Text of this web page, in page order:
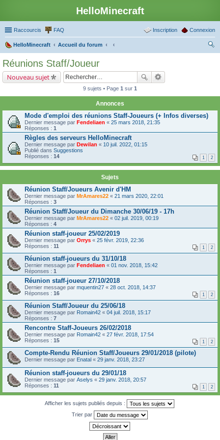
HelloMinecraft
Raccourcis FAQ Connexion
Inscription
HelloMinecraft
Accueil du forum
Réunions Staff/Joueur
Nouveau sujet
9 sujets • Page 1 sur 1
Annonces
Mode d'emploi des réunions Staff-Joueurs (+ Infos diverses)
Dernier message par Fendeliaen « 25 mars 2018, 21:35
Réponses : 1
Règles des serveurs HelloMinecraft
Dernier message par Dewilan « 10 juil. 2022, 01:15
Publié dans Suggestions
Réponses : 14 1 2
Sujets
Réunion Staff/Joueurs Avenir d'HM
Dernier message par MrAmares22 « 21 mars 2020, 22:01
Réponses : 3
Réunion Staff/Joueur du Dimanche 30/06/19 - 17h
Dernier message par MrAmares22 « 02 juil. 2019, 00:19
Réponses : 4
Réunion staff-joueur 25/02/2019
Dernier message par Orrys « 25 févr. 2019, 22:36
Réponses : 11 1 2
Réunion staff-joueurs du 31/10/18
Dernier message par Fendeliaen « 01 nov. 2018, 15:42
Réponses : 1
Réunion staff-joueur 27/10/2018
Dernier message par mquentin27 « 28 oct. 2018, 14:37
Réponses : 16 1 2
Réunion Staff/Joueur du 25/06/18
Dernier message par Romain42 « 04 juil. 2018, 15:17
Réponses : 7
Rencontre Staff-Joueurs 26/02/2018
Dernier message par Romain42 « 27 févr. 2018, 17:54
Réponses : 15 1 2
Compte-Rendu Réunion Staff/Joueurs 29/01/2018 (pilote)
Dernier message par Enatal « 29 janv. 2018, 23:27
Réunion staff-joueurs du 29/01/18
Dernier message par Aselys « 29 janv. 2018, 20:57
Réponses : 11 1 2
Afficher les sujets publiés depuis :
Trier par